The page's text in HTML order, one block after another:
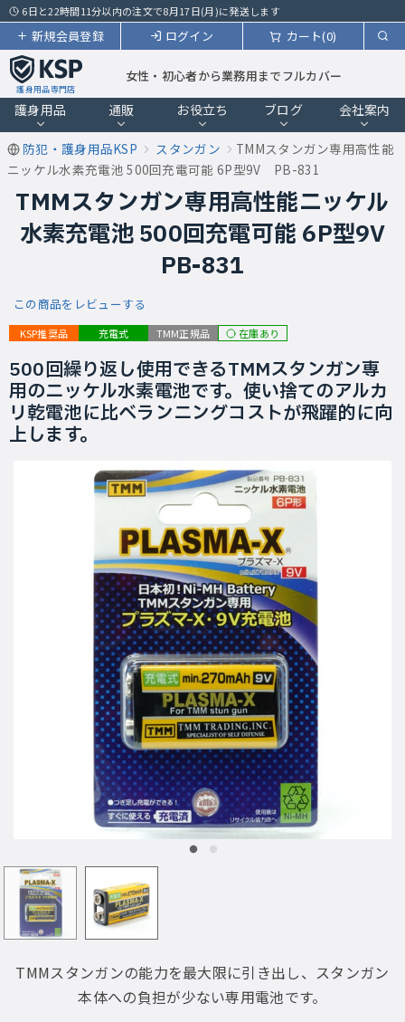
6日と22時間11分以内の注文で8月17日(月)に発送します
カート(0)
ログイン
新規会員登録
護身用品専門店
女性・初心者から業務用までフルカバー
護身用品 通販 お役立ち ブログ 会社案内
防犯・護身用品KSP スタンガン
TMMスタンガン専用高性能
ニッケル水素充電池 500回充電可能 6P型9V PB-831
TMMスタンガン専用高性能ニッケル
水素充電池 500回充電可能 6P型9V
PB-831
この商品をレビューする
KSP推奨品 充電式 TMM正規品 在庫あり
500回繰り返し使用できるTMMスタンガン専
用のニッケル水素電池です。使い捨てのアルカ
リ乾電池に比べランニングコストが飛躍的に向
上します。
TMMスタンガンの能力を最大限に引き出し、スタンガン
本体への負担が少ない専用電池です。